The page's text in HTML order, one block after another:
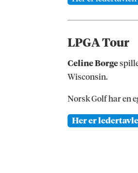
LPGA Tour
Celine Borge
Wisconsin.
Norsk Golf har en
Her er